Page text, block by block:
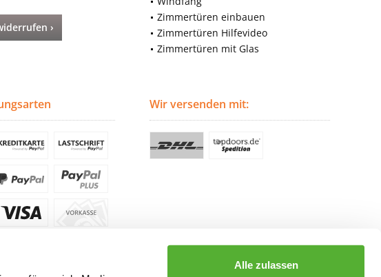
Alle zulassen
›
Zimmertüren einbauen
Zimmertüren Hilfevideo
Zimmertüren mit Glas
Wir versenden mit: